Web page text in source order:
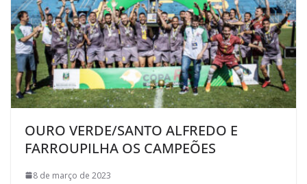
OURO VERDE/SANTO ALFREDO E
FARROUPILHA OS CAMPEÕES
8 de março de 2023